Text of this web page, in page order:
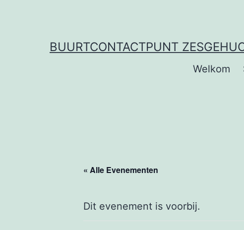
BUURTCONTACTPUNT
Welkom
« Alle Evenementen
Dit evenement is voorbij.